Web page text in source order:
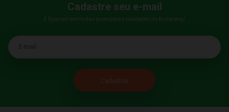
Cadastre seu e-mail
E fique por dentro das promoções e novidades da Bumerang!
E-mail